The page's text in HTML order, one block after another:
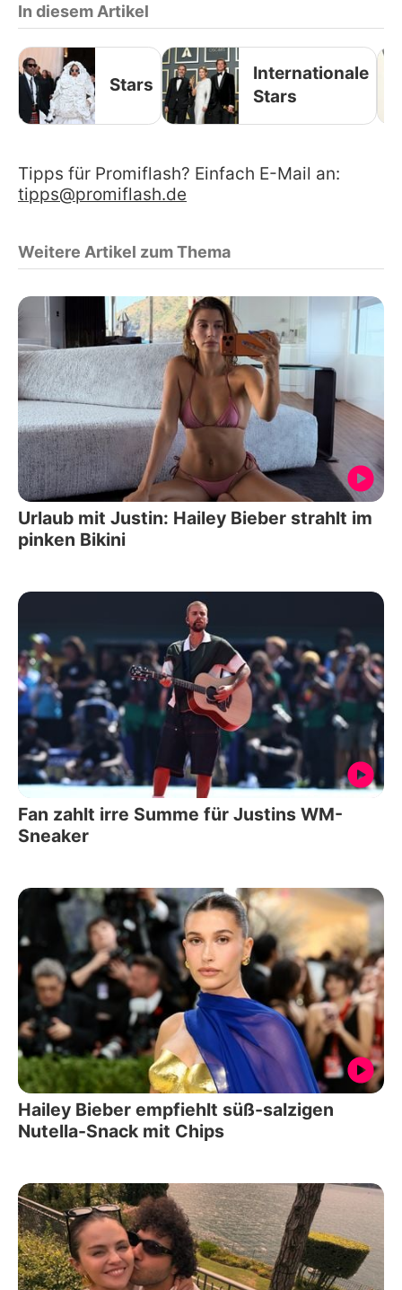
In diesem Artikel
Stars
Internationale
Stars
Tipps für Promiflash? Einfach E-Mail an:
tipps@promiflash.de
Weitere Artikel zum Thema
Urlaub mit Justin: Hailey Bieber strahlt im
pinken Bikini
Fan zahlt irre Summe für Justins WM-
Sneaker
Hailey Bieber empfiehlt süß-salzigen
Nutella-Snack mit Chips